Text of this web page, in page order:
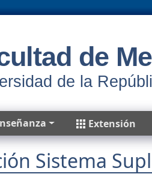
de
de la
Extensión
Sistema